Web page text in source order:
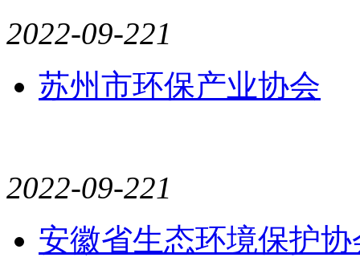
2022-09-221
苏州市环保产业协会
2022-09-221
安徽省生态环境保护协